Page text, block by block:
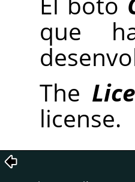
que
The
license.